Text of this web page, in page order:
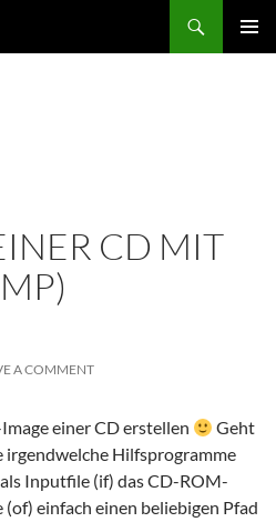
CD MIT
A COMMENT
einer CD erstellen
Geht
Hilfsprogramme
Inputfile (if) das CD-ROM-
einfach einen beliebigen Pfad